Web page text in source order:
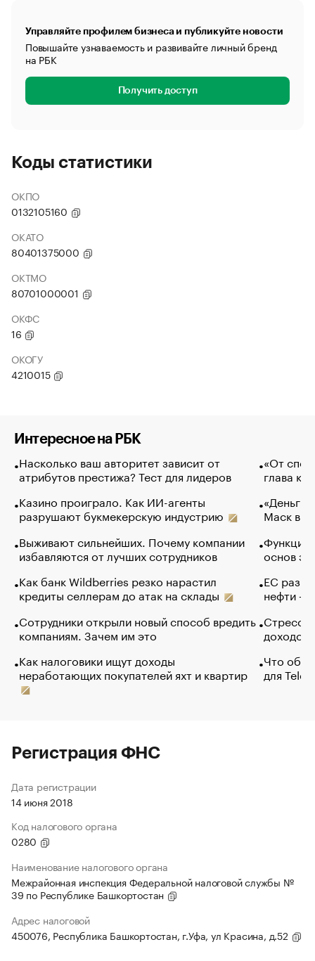
Управляйте профилем бизнеса и публикуйте новости
Повышайте узнаваемость и развивайте личный бренд
на РБК
Получить доступ
Коды статистики
ОКПО
0132105160
ОКАТО
80401375000
ОКТМО
80701000001
ОКФС
16
ОКОГУ
4210015
Интересное на РБК
Насколько ваш авторитет зависит от
атрибутов престижа? Тест для лидеров
Казино проиграло. Как ИИ-агенты
разрушают букмекерскую индустрию
Выживают сильнейших. Почему компании
избавляются от лучших сотрудников
Как банк Wildberries резко нарастил
кредиты селлерам до атак на склады
Сотрудники открыли новый способ вредить
компаниям. Зачем им это
Как налоговики ищут доходы
неработающих покупателей яхт и квартир
«От
глава
«Деньги
Маск в
Функции
основ
ЕС
нефти —
Стресс
доходов
Что
для
Регистрация ФНС
Дата регистрации
14 июня 2018
Код налогового органа
0280
Наименование налогового органа
Межрайонная инспекция Федеральной налоговой службы №
39 по Республике Башкортостан
Адрес налоговой
450076, Республика Башкортостан, г.Уфа, ул Красина, д.52